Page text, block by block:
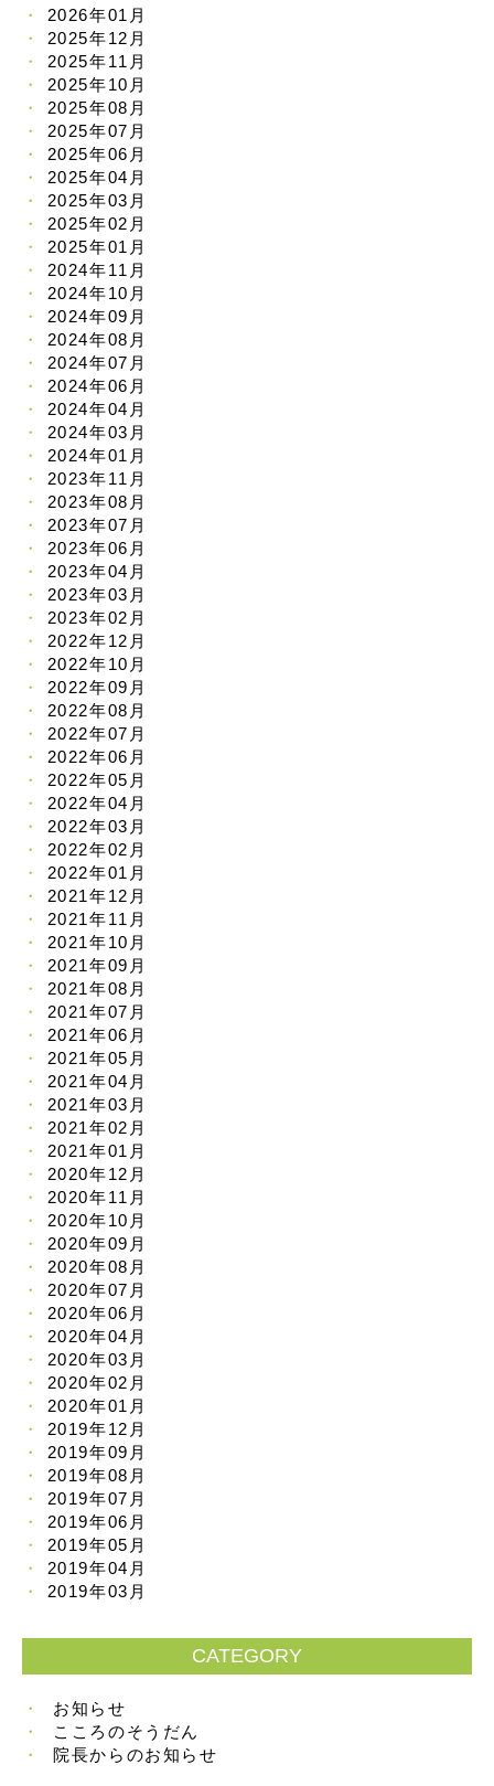
2026年01月
2025年12月
2025年11月
2025年10月
2025年08月
2025年07月
2025年06月
2025年04月
2025年03月
2025年02月
2025年01月
2024年11月
2024年10月
2024年09月
2024年08月
2024年07月
2024年06月
2024年04月
2024年03月
2024年01月
2023年11月
2023年08月
2023年07月
2023年06月
2023年04月
2023年03月
2023年02月
2022年12月
2022年10月
2022年09月
2022年08月
2022年07月
2022年06月
2022年05月
2022年04月
2022年03月
2022年02月
2022年01月
2021年12月
2021年11月
2021年10月
2021年09月
2021年08月
2021年07月
2021年06月
2021年05月
2021年04月
2021年03月
2021年02月
2021年01月
2020年12月
2020年11月
2020年10月
2020年09月
2020年08月
2020年07月
2020年06月
2020年04月
2020年03月
2020年02月
2020年01月
2019年12月
2019年09月
2019年08月
2019年07月
2019年06月
2019年05月
2019年04月
2019年03月
CATEGORY
お知らせ
こころのそうだん
院長からのお知らせ